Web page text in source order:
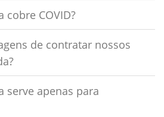
cobre COVID?
de contratar nossos
serve apenas para